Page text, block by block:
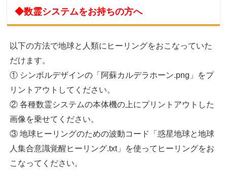
◆数霊システムをお持ちの方へ
以下の方法で地球と人類にヒーリングをおこなっていた
だけます。
① シンボルデザインの「阿蘇カルデラホーン.png」をプ
リントアウトしてください。
② 各種数霊システムの本体機の上にプリントアウトした
画像を乗せてください。
③ 地球ヒーリングのための波動コード「惑星地球と地球
人集合意識覚醒ヒーリング.txt」を使ってヒーリングをお
こなってください。